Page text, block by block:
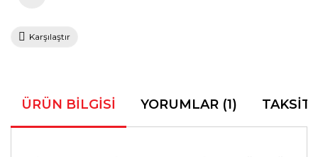
Karşılaştır
ÜRÜN BILGISI YORUMLAR (1) TAKSIT